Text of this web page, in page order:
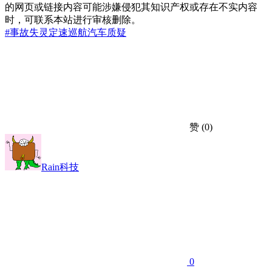
的网页或链接内容可能涉嫌侵犯其知识产权或存在不实内容
时，可联系本站进行审核删除。
#事故失灵 定速巡航汽车质疑
赞 (0)
Rain科技
0